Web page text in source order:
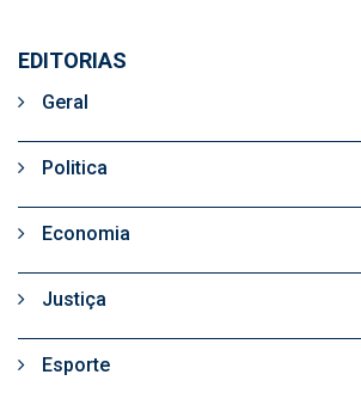
EDITORIAS
Geral
Politica
Economia
Justiça
Esporte